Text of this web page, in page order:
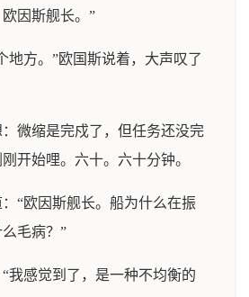
因斯舰长。”
地方。”欧国斯说着，大声叹了
微缩是完戍了，但任务还没完
开始哩。六十。六十分钟。
“欧因斯舰长。船为什么在振
毛病？”
我感觉到了，是一种不均衡的